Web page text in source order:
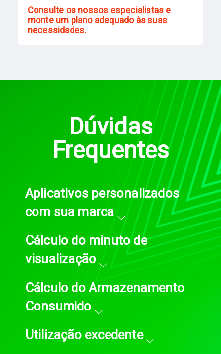
Consulte os nossos especialistas e
monte um plano adequado às suas
necessidades.
Dúvidas
Frequentes
Aplicativos personalizados
com sua marca
Cálculo do minuto de
visualização
Cálculo do Armazenamento
Consumido
Utilização excedente